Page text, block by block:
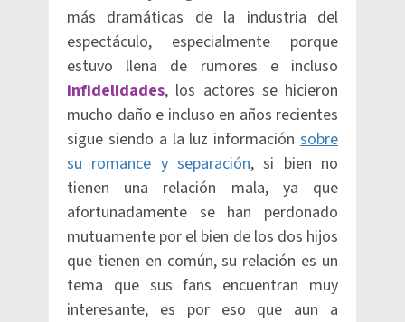
más dramáticas de la industria del
espectáculo, especialmente porque
estuvo llena de rumores e incluso
infidelidades, los actores se hicieron
mucho daño e incluso en años recientes
sigue siendo a la luz información sobre
su romance y separación, si bien no
tienen una relación mala, ya que
afortunadamente se han perdonado
mutuamente por el bien de los dos hijos
que tienen en común, su relación es un
tema que sus fans encuentran muy
interesante, es por eso que aun a